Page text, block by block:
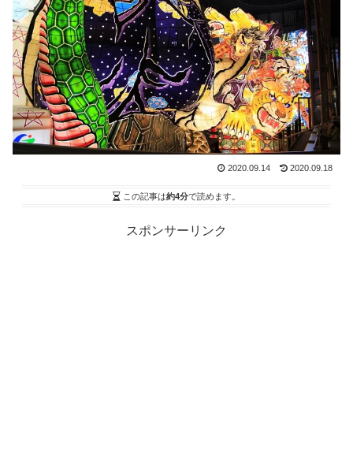
2020.09.14 2020.09.18
この記事は約4分で読めます。
スポンサーリンク